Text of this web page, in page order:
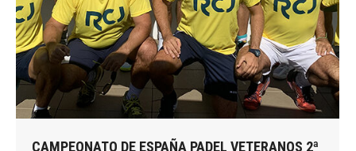
CAMPEONATO DE ESPAÑA PADEL VETERANOS 2ª